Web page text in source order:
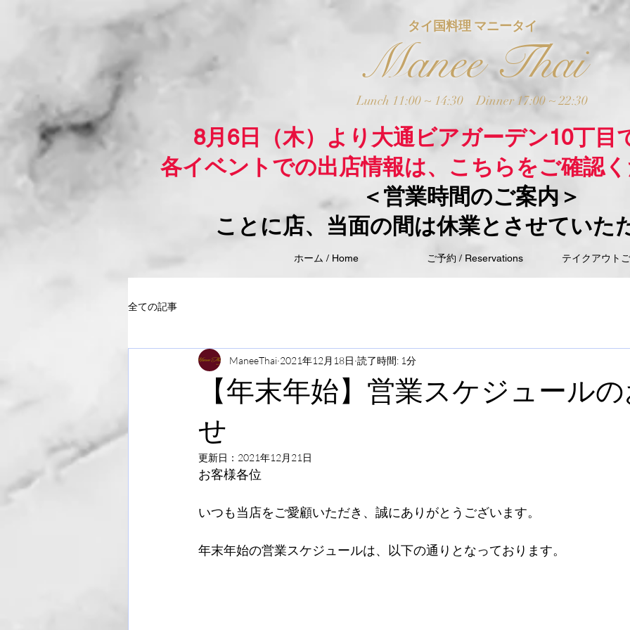
タイ国料理 マニータイ
Manee Thai
Lunch 11:00 ~ 14:30Dinner 17:00 ~ 22:30
8月6日（木）より大通ビアガーデン10丁目
各イベントでの出店情報は、こちらをご確認
＜営業時間のご案内＞
ことに店、当面の間は休業とさせていた
ホーム / Home ご予約 / Reservations テイクアウト
全ての記事
【年末年始】営業スケジュール
せ
ManeeThai 2021年12月18日 読了時間: 1分
更新日： 2021年12月21日
お客様各位
いつも当店をご愛顧いただき、誠にありがとうございます。
年末年始の営業スケジュールは、以下の通りとなっております。